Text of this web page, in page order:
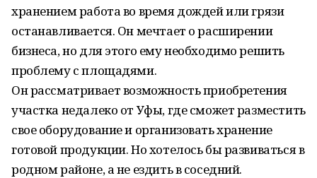
хранением работа во время дождей или грязи
останавливается. Он мечтает о расширении
бизнеса, но для этого ему необходимо решить
проблему с площадями.
Он рассматривает возможность приобретения
участка недалеко от Уфы, где сможет разместить
свое оборудование и организовать хранение
готовой продукции. Но хотелось бы развиваться в
родном районе, а не ездить в соседний.